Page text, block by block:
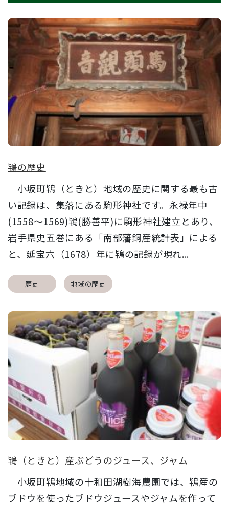
鴇の歴史
小坂町鴇（ときと）地域の歴史に関する最も古
い記録は、集落にある駒形神社です。永禄年中
(1558～1569)鴇(勝善平)に駒形神社建立とあり、
岩手県史五巻にある「南部藩銅産統計表」による
と、延宝六（1678）年に鴇の記録が現れ...
歴史 地域の歴史
鴇（ときと）産ぶどうのジュース、ジャム
小坂町鴇地域の十和田湖樹海農園では、鴇産の
ブドウを使ったブドウジュースやジャムを作って